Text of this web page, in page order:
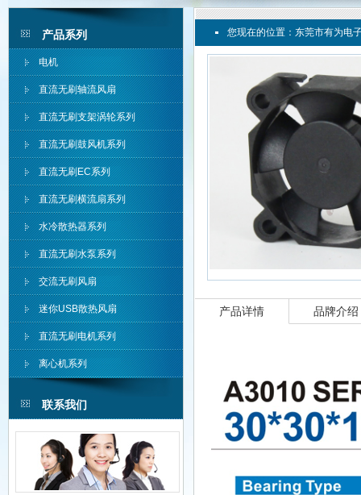
产品系列
电机
直流无刷轴流风扇
直流无刷支架涡轮系列
直流无刷鼓风机系列
直流无刷EC系列
直流无刷横流扇系列
水冷散热器系列
直流无刷水泵系列
交流无刷风扇
迷你USB散热风扇
直流无刷电机系列
离心机系列
联系我们
您现在的位置： 东莞市有为电
产品详情 品牌介绍